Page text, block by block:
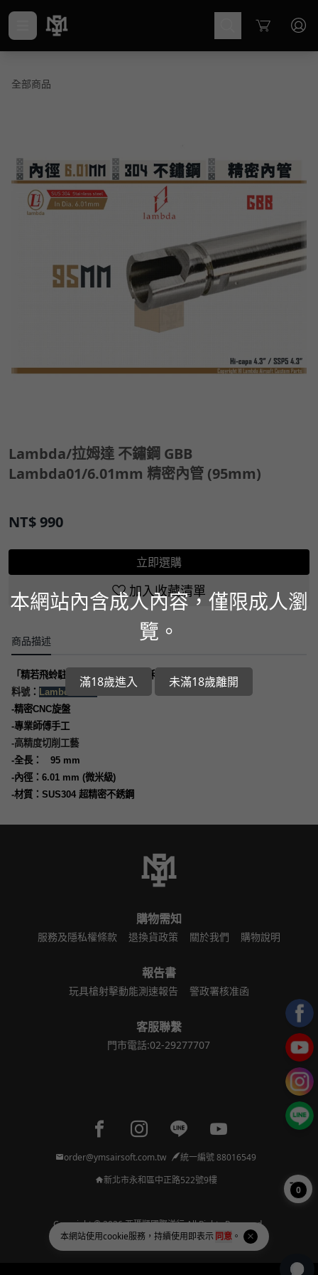
Cart
本網站使用cookie服務，持續使用即表示同意 。
全部商品
Lambda/拉姆達 不鏽鋼 GBB
Lambda01/6.01mm 精密內管 (95mm)
NT$990
立即選購
加入收藏清單
商品描述
「精若飛蛉駐腳，化不知分。密如利刃過水，延簾不絕。」
料號： Lambda-0208
-精密CNC旋盤
-專業師傅手工
-高精度切削工藝
-全長： 95 mm
-內徑： 6.01 mm (微米級)
-材質： SUS304 超精密不銹鋼
購物需知
服務及隱私權條款 退換貨政策 關於我們 購物說明
報告書
玩具槍射擊動能測速報告 警政署核准函
客服聯繫
門市電話:02-29277707
Facebook page
Instagram page
Line pageYoutube page
order@ymsairsoft.com.tw
統一編號 88016549
新北市永和區中正路522號9樓
Copyright © 2026 亞瑪順國際洋行 All Rights Reserved.
Powered byBVSHOP.
0
本網站內含成人內容，僅限成人瀏
覽。
滿18歲進入 未滿18歲離開